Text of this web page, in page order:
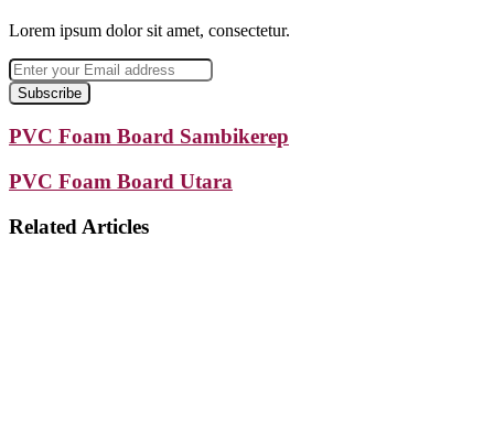
Lorem ipsum dolor sit amet, consectetur.
Enter
your
Email
address
PVC
Board
Sambikerep
PVC Foam Board Sambikerep
PVC
Board
Utara
PVC Foam Board Utara
Related Articles